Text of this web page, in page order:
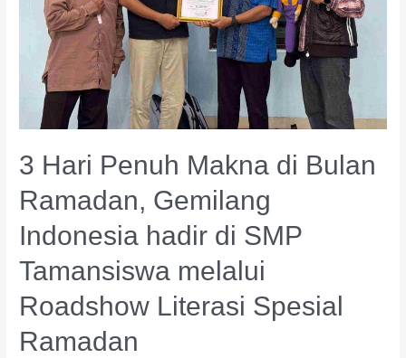
3 Hari Penuh Makna di Bulan
Ramadan, Gemilang
Indonesia hadir di SMP
Tamansiswa melalui
Roadshow Literasi Spesial
Ramadan
Gemilang
Indonesia
SMP
Tamansiswa
melalui
Literasi
Ramadan